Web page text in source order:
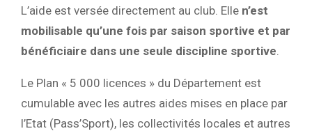
L’aide est versée directement au club. Elle n’est
mobilisable qu’une fois par saison sportive et par
bénéficiaire dans une seule discipline sportive.
Le Plan « 5 000 licences » du Département est
cumulable avec les autres aides mises en place par
l’Etat (Pass’Sport), les collectivités locales et autres